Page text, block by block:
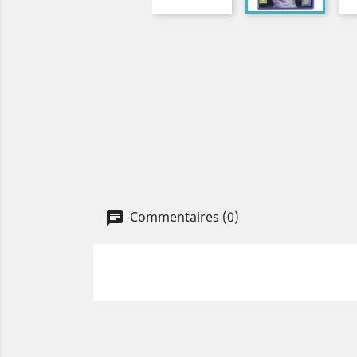
Commentaires (0)